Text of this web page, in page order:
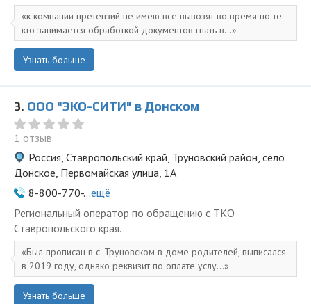
к компании претензий не имею все вывозят во время но те
кто занимается обработкой документов гнать в...
Узнать больше
3. ООО "ЭКО-СИТИ" в Донском
1 отзыв
Россия, Ставропольский край, Труновский район, село
Донское, Первомайская улица, 1А
8-800-770-...ещё
Региональный оператор по обращению с ТКО
Ставропольского края.
Был прописан в с. Труновском в доме родителей, выписался
в 2019 году, однако реквизит по оплате услу...
Узнать больше